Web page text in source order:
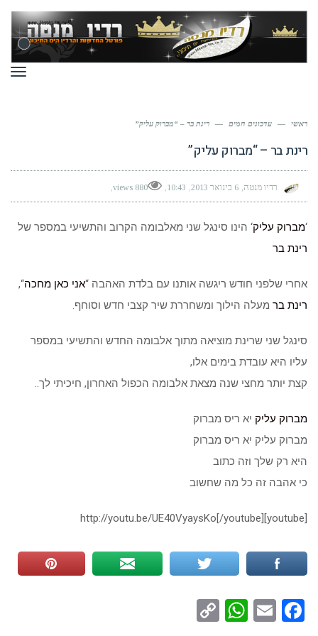
ראשי — עדכונים חמים — רינת בר – “מברוק עליק”
רינת בר – “מברוק עליק”
רדיו מנטה 6 בינואר 2013 10:43
880 views
‘מברוק עליק‘ הינו סינגל שני מאלבומה הקרוב והתשיעי במספר של
רינת בר
אחרי שלפני חודש ריגשה אותנו עם בלדת האהבה “אני כאן מחכה“,
רינת בר מעלה הילוך ומשחררת שיר קצבי חדש וסוחף.
סינגל שני שרינת מוציאה מתוך אלבומה החדש והתשיעי במספר
עליו היא עובדת בימים אלו,
קצת יותר מחצי שנה מצאת אלבומה הכפול האחרון, חיכיתי לך..
מברוק עליק יא ריס מברוק
מברוק עליק יא ריס מברוק
היא רק שלך וזה כתוב
כי אהבה זה כל מה שחשוב
[youtube]http://youtu.be/UE40VyaysKo[/youtube]
Facebook
Email
WhatsApp